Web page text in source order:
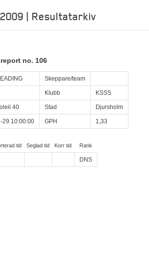
| Resultatarkiv
no. 106
Skeppare/team
Klubb KSSS
40 Stad Djursholm
29 10:00:00 GPH 1,33
tid Seglad tid Korr tid Rank
DNS